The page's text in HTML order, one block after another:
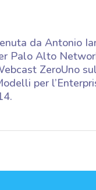
da Antonio
Palo Alto
ZeroUno
per